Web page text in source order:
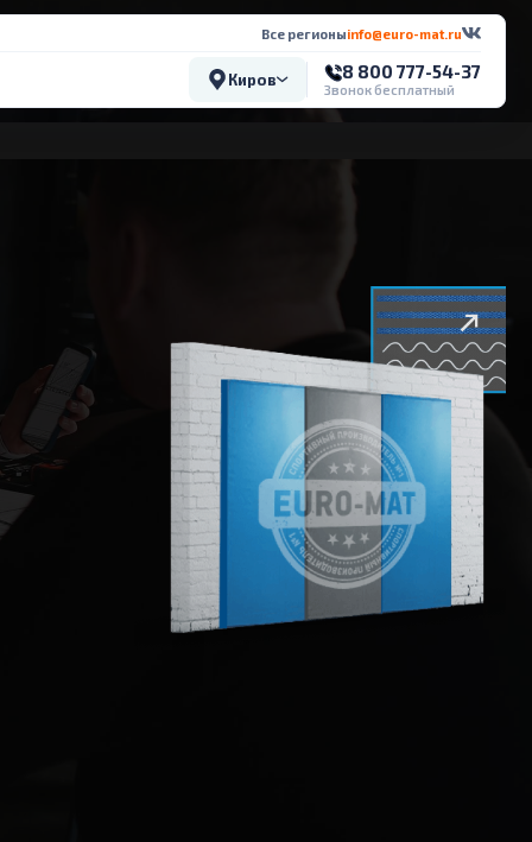
Все регионыinfo@euro-mat.ru
Киров 8 800 777-54-37
Звонок бесплатный